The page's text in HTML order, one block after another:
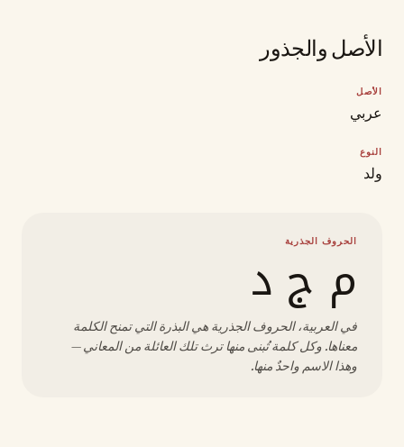
الأصل والجذور
الأصل
عربي
النوع
ولد
الحروف الجذرية
م ج د
في العربية، الحروف الجذرية هي البذرة التي تمنح الكلمة
معناها. وكل كلمة تُبنى منها ترث تلك العائلة من المعاني —
وهذا الاسم واحدٌ منها.